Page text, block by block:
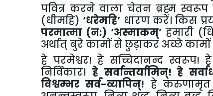
पवित्र करने वाला चेतन ब्रह्म
(धीमहि) ‘धरेमहि’ धारण करें। किस
परमात्मा (न:) ‘अस्माकम्’हमारी
अर्थात् बुरे कामों से छुड़ाकर अच्छे कामों
हे परमेश्वर! हे सच्चिदानन्द
निर्विकार। हे सर्वान्तर्यामिन्! हे
विश्वम्भर सर्व-व्यापिन्! हे करुणामृत